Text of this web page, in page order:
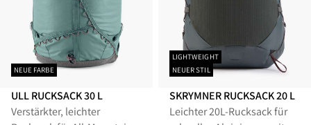
NEUE FARBE
ULL RUCKSACK 30 L
Verstärkter, leichter
LIGHTWEIGHT
NEUER STIL
SKRYMNER RUCKSACK 20 L
Leichter 20L-Rucksack für